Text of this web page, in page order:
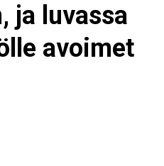
ja luvassa
avoimet